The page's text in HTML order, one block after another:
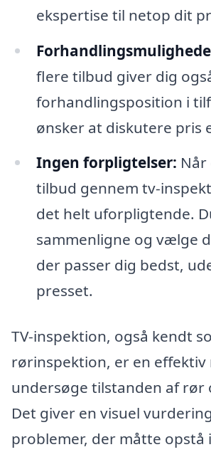
ekspertise til netop dit
flere tilbud giver dig
forhandlingsposition i
ønsker at diskutere pris
Ingen forpligtelser:
tilbud gennem tv-
det helt uforpligtende.
sammenligne og vælge
der passer dig bedst,
presset.
TV-inspektion, også kendt
rørinspektion, er en
undersøge tilstanden af rør
Det giver en visuel
problemer, der måtte opstå